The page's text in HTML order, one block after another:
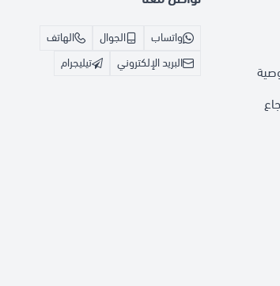
واتساب الجوال
الهاتف
البريد الإلكتروني
تيليجرام